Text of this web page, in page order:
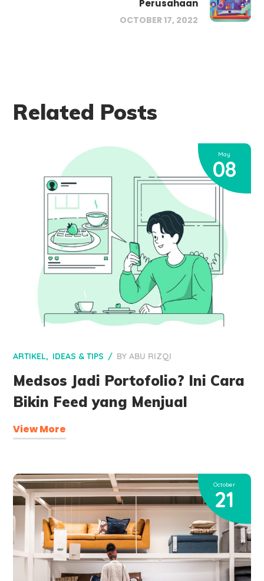
Perusahaan
OCTOBER 17, 2022
Related Posts
May
08
ARTIKEL IDEAS & TIPS BYABU RIZQI
Medsos Jadi Portofolio? Ini Cara
Bikin Feed yang Menjual
View More
October
21